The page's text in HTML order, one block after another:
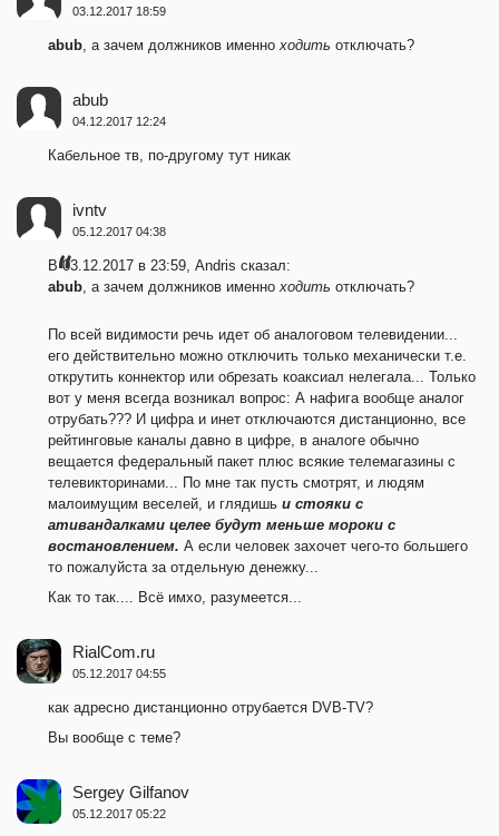
03.12.2017 18:59
abub , а зачем должников именно ходить отключать?
abub
04.12.2017 12:24
Кабельное тв, по-другому тут никак
ivntv
05.12.2017 04:38
В 03.12.2017 в 23:59, Andris сказал:
abub , а зачем должников именно ходить отключать?
По всей видимости речь идет об аналоговом телевидении...
его действительно можно отключить только механически т.е.
открутить коннектор или обрезать коаксиал нелегала... Только
вот у меня всегда возникал вопрос: А нафига вообще аналог
отрубать??? И цифра и инет отключаются дистанционно, все
рейтинговые каналы давно в цифре, в аналоге обычно
вещается федеральный пакет плюс всякие телемагазины с
телевикторинами... По мне так пусть смотрят, и людям
малоимущим веселей, и глядишь и стояки с
ативандалками целее будут меньше мороки с
востановлением. А если человек захочет чего-то большего
то пожалуйста за отдельную денежку...
Как то так.... Всё имхо, разумеется...
RialCom.ru
05.12.2017 04:55
как адресно дистанционно отрубaется DVB-TV?
Вы вообще с теме?
Sergey Gilfanov
05.12.2017 05:22